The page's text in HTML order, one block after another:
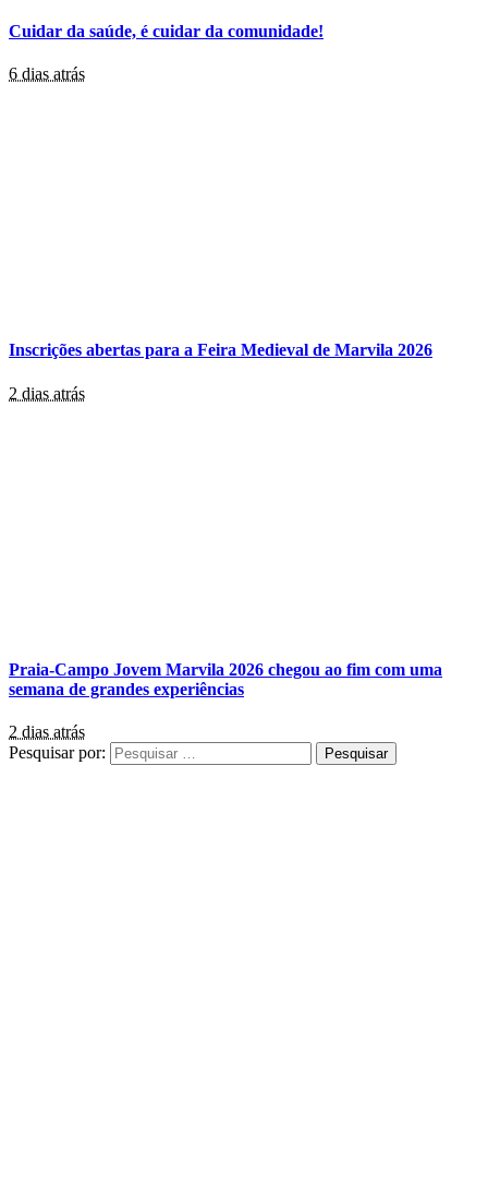
Cuidar da saúde, é cuidar da comunidade!
6 dias atrás
Inscrições abertas para a Feira Medieval de Marvila 2026
2 dias atrás
Praia-Campo Jovem Marvila 2026 chegou ao fim com uma
semana de grandes experiências
2 dias atrás
Pesquisar por: